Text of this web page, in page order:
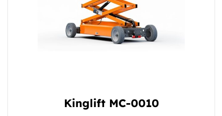
Kinglift MC-0010